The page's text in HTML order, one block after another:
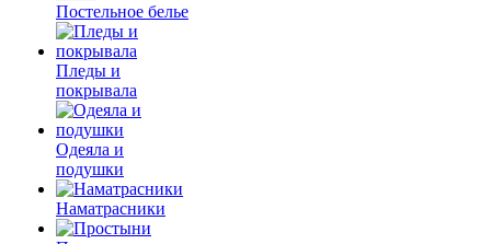
Постельное белье
Пледы и
покрывала
Одеяла и
подушки
Наматрасники